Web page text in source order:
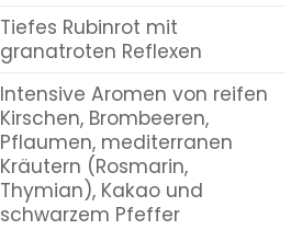
Tiefes Rubinrot mit
granatroten Reflexen
Intensive Aromen von reifen
Kirschen, Brombeeren,
Pflaumen, mediterranen
Kräutern (Rosmarin,
Thymian), Kakao und
schwarzem Pfeffer